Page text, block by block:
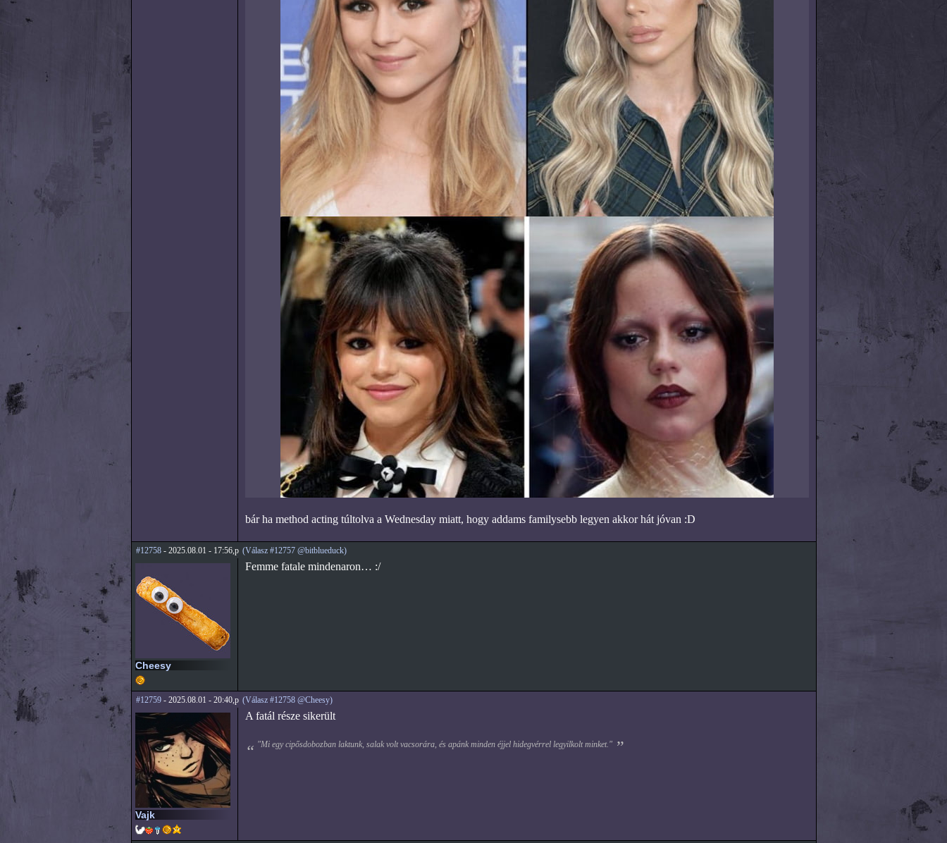
bár ha method acting túltolva a Wednesday miatt, hogy addams familysebb legyen akkor hát jóvan :D
#12758- 2025.08.01 - 17:56,p (Válasz #12757 @bitblueduck)
Cheesy
Femme fatale mindenaron… :/
#12759- 2025.08.01 - 20:40,p (Válasz #12758 @Cheesy)
Vajk
A fatál része sikerült
"Mi egy cipősdobozban laktunk, salak volt vacsorára, és apánk minden éjjel hidegvérrel legyilkolt minket."